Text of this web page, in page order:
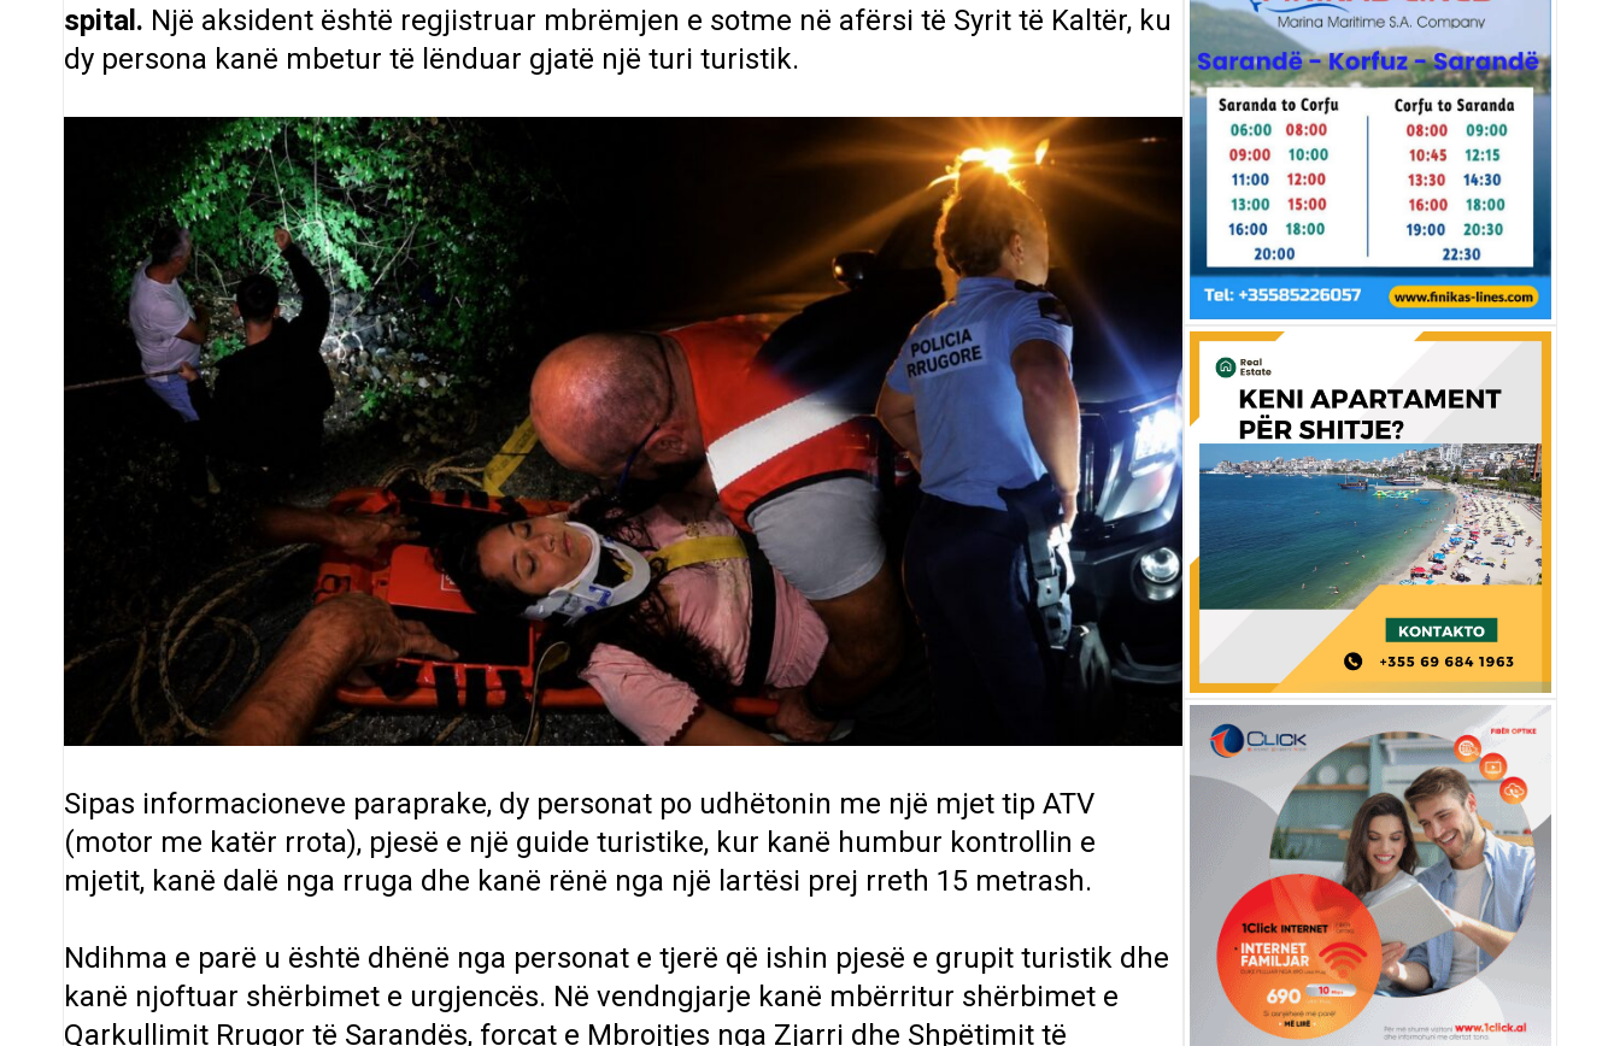
spital. Një aksident është regjistruar mbrëmjen e sotme në afërsi të Syrit të Kaltër, ku
dy persona kanë mbetur të lënduar gjatë një turi turistik.
Sipas informacioneve paraprake, dy personat po udhëtonin me një mjet tip ATV
(motor me katër rrota), pjesë e një guide turistike, kur kanë humbur kontrollin e
mjetit, kanë dalë nga rruga dhe kanë rënë nga një lartësi prej rreth 15 metrash.
Ndihma e parë u është dhënë nga personat e tjerë që ishin pjesë e grupit turistik dhe
kanë njoftuar shërbimet e urgjencës. Në vendngjarje kanë mbërritur shërbimet e
Qarkullimit Rrugor të Sarandës, forcat e Mbrojtjes nga Zjarri dhe Shpëtimit të